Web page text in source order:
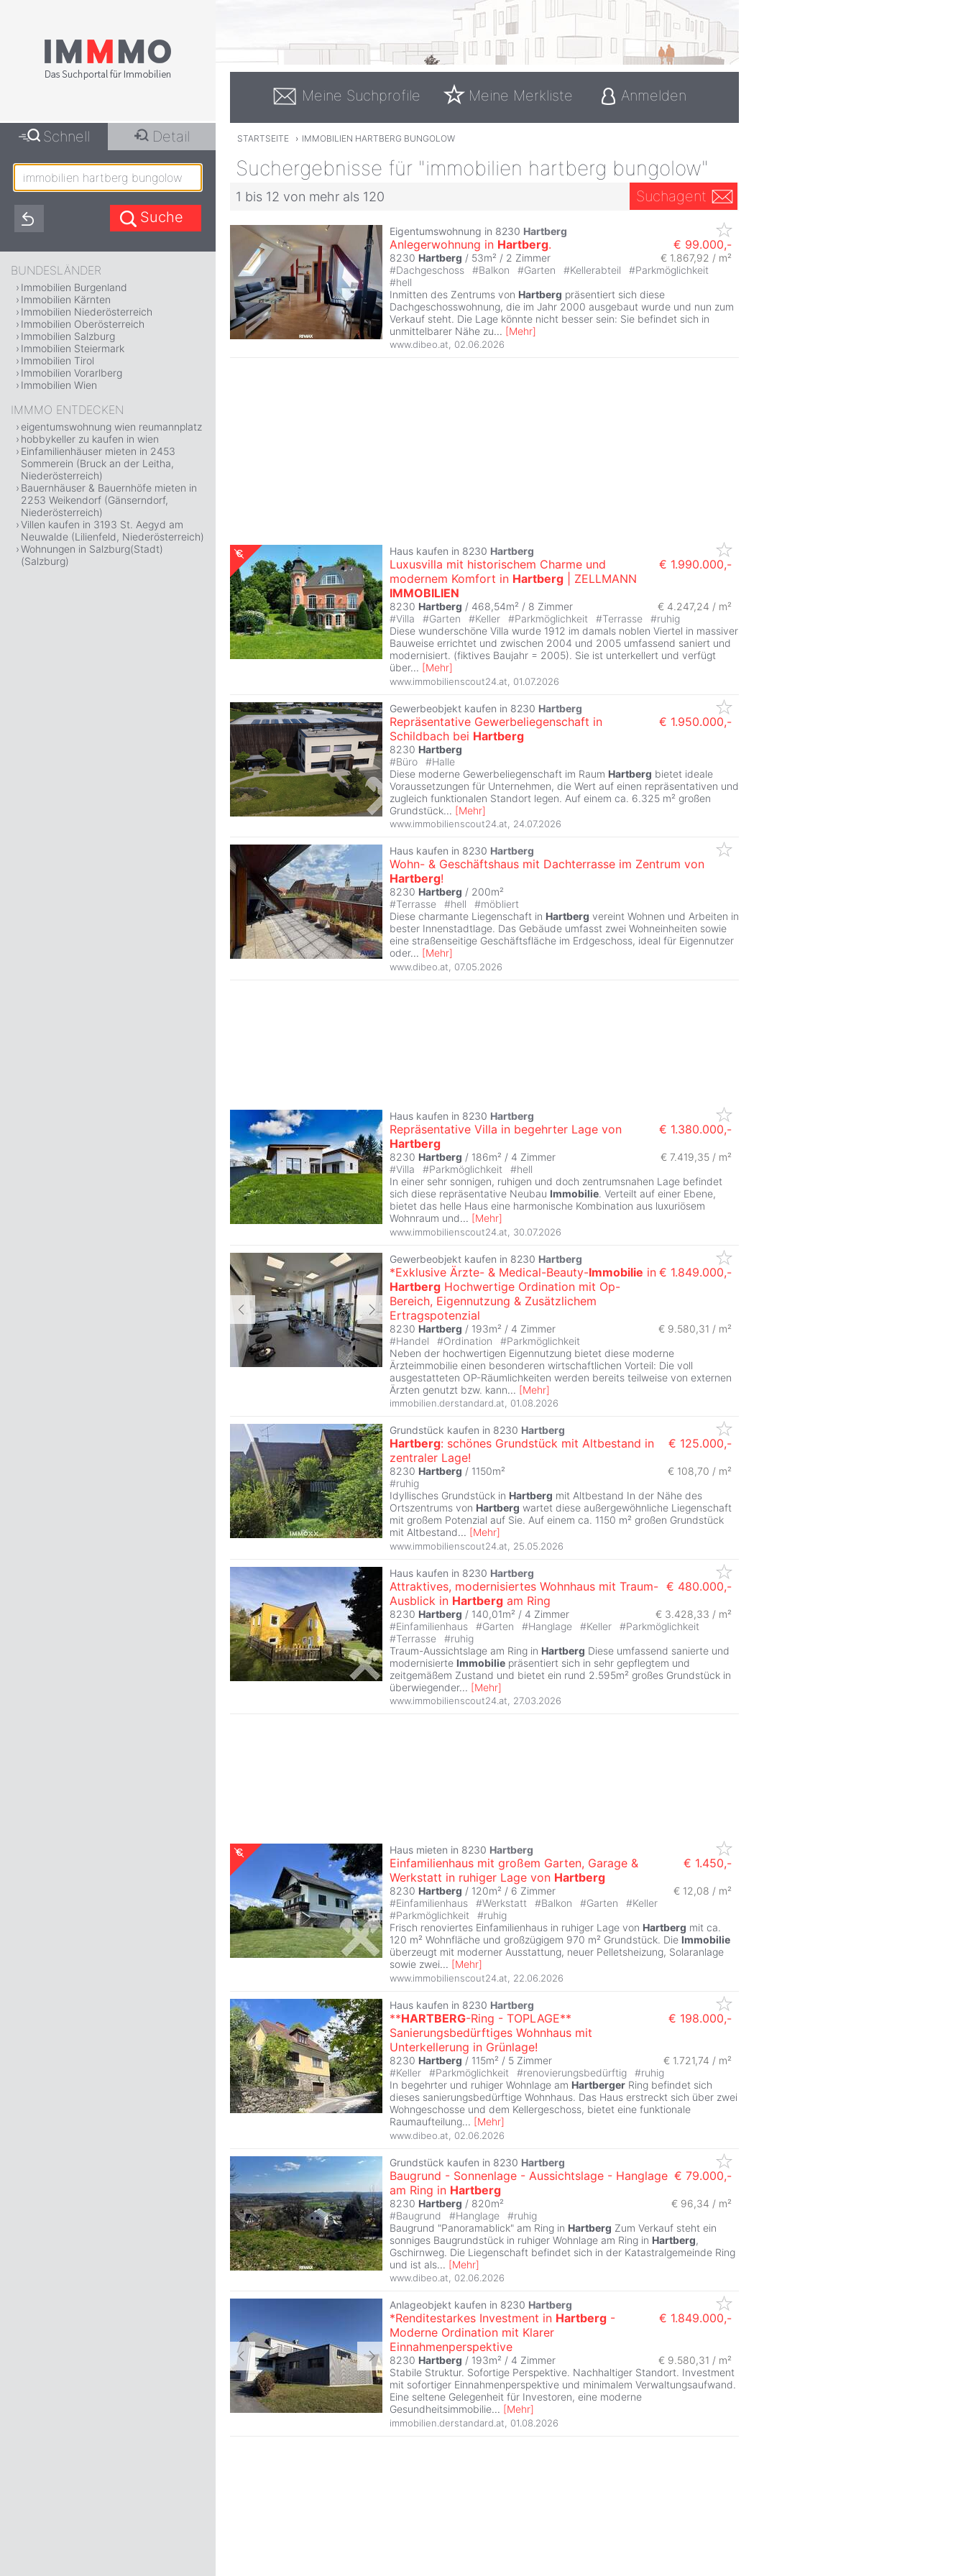
Meine Suchprofile Meine Merkliste Anmelden
STARTSEITE › IMMOBILIEN HARTBERG BUNGOLOW
Suchergebnisse für "immobilien hartberg bungolow"
1 bis 12 von mehr als 120 Suchagent
Eigentumswohnung in 8230 Hartberg
Anlegerwohnung in Hartberg. € 99.000,-
8230 Hartberg / 53m² / 2 Zimmer
€ 1.867,92 / m²
#Dachgeschoss #Balkon #Garten #Kellerabteil #Parkmöglichkeit
#hell
Inmitten des Zentrums von Hartberg präsentiert sich diese
Dachgeschosswohnung, die im Jahr 2000 ausgebaut wurde und nun zum
Verkauf steht. Die Lage könnte nicht besser sein: Sie befindet sich in
unmittelbarer Nähe zu... [Mehr]
www.dibeo.at 02.06.2026
Haus kaufen in 8230 Hartberg
Luxusvilla mit historischem Charme und
modernem Komfort in Hartberg | ZELLMANN
IMMOBILIEN
€ 1.990.000,-
8230 Hartberg / 468,54m² / 8 Zimmer
€ 4.247,24 / m²
#Villa #Garten #Keller #Parkmöglichkeit #Terrasse #ruhig
Diese wunderschöne Villa wurde 1912 im damals noblen Viertel in massiver
Bauweise errichtet und zwischen 2004 und 2005 umfassend saniert und
modernisiert. (fiktives Baujahr = 2005). Sie ist unterkellert und verfügt
über... [Mehr]
www.immobilienscout24.at 01.07.2026
Gewerbeobjekt kaufen in 8230 Hartberg
Repräsentative Gewerbeliegenschaft in
Schildbach bei Hartberg
€ 1.950.000,-
8230 Hartberg
#Büro #Halle
Diese moderne Gewerbeliegenschaft im Raum Hartberg bietet ideale
Voraussetzungen für Unternehmen, die Wert auf einen repräsentativen und
zugleich funktionalen Standort legen. Auf einem ca. 6.325 m² großen
Grundstück... [Mehr]
www.immobilienscout24.at, 24.07.2026
Haus kaufen in 8230 Hartberg
Wohn- & Geschäftshaus mit Dachterrasse im Zentrum von
Hartberg!
8230 Hartberg / 200m²
#Terrasse #hell #möbliert
Diese charmante Liegenschaft in Hartberg vereint Wohnen und Arbeiten in
bester Innenstadtlage. Das Gebäude umfasst zwei Wohneinheiten sowie
eine straßenseitige Geschäftsfläche im Erdgeschoss, ideal für Eigennutzer
oder... [Mehr]
www.dibeo.at 07.05.2026
Haus kaufen in 8230 Hartberg
Repräsentative Villa in begehrter Lage von
Hartberg
€ 1.380.000,-
8230 Hartberg / 186m² / 4 Zimmer
€ 7.419,35 / m²
#Villa #Parkmöglichkeit #hell
In einer sehr sonnigen, ruhigen und doch zentrumsnahen Lage befindet
sich diese repräsentative Neubau Immobilie. Verteilt auf einer Ebene,
bietet das helle Haus eine harmonische Kombination aus luxuriösem
Wohnraum und... [Mehr]
www.immobilienscout24.at 30.07.2026
Gewerbeobjekt kaufen in 8230 Hartberg
*Exklusive Ärzte- & Medical-Beauty-Immobilie in
Hartberg Hochwertige Ordination mit Op-
Bereich, Eigennutzung & Zusätzlichem
Ertragspotenzial
€ 1.849.000,-
8230 Hartberg / 193m² / 4 Zimmer € 9.580,31 / m²
#Handel #Ordination #Parkmöglichkeit
Neben der hochwertigen Eigennutzung bietet diese moderne
Ärzteimmobilie einen besonderen wirtschaftlichen Vorteil: Die voll
ausgestatteten OP-Räumlichkeiten werden bereits teilweise von externen
Ärzten genutzt bzw. kann... [Mehr]
immobilien.derstandard.at 01.08.2026
Grundstück kaufen in 8230 Hartberg
Hartberg: schönes Grundstück mit Altbestand in
zentraler Lage!
€ 125.000,-
8230 Hartberg / 1150m²
€ 108,70 / m²
#ruhig
Idyllisches Grundstück in Hartberg mit Altbestand In der Nähe des
Ortszentrums von Hartberg wartet diese außergewöhnliche Liegenschaft
mit großem Potenzial auf Sie. Auf einem ca. 1150 m² großen Grundstück
mit Altbestand... [Mehr]
www.immobilienscout24.at 25.05.2026
Haus kaufen in 8230 Hartberg
Attraktives, modernisiertes Wohnhaus mit Traum-
Ausblick in Hartberg am Ring
€ 480.000,-
8230 Hartberg / 140,01m² / 4 Zimmer
€ 3.428,33 / m²
#Einfamilienhaus #Garten #Hanglage #Keller #Parkmöglichkeit
#Terrasse #ruhig
Traum-Aussichtslage am Ring in Hartberg Diese umfassend sanierte und
modernisierte Immobilie präsentiert sich in sehr gepflegtem und
zeitgemäßem Zustand und bietet ein rund 2.595m² großes Grundstück in
überwiegender... [Mehr]
www.immobilienscout24.at, 27.03.2026
Haus mieten in 8230 Hartberg
Einfamilienhaus mit großem Garten, Garage &
Werkstatt in ruhiger Lage von Hartberg
€ 1.450,-
8230 Hartberg / 120m² / 6 Zimmer
€ 12,08 / m²
#Einfamilienhaus #Werkstatt #Balkon #Garten #Keller
#Parkmöglichkeit #ruhig
Frisch renoviertes Einfamilienhaus in ruhiger Lage von Hartberg mit ca.
120 m² Wohnfläche und großzügigem 970 m² Grundstück. Die Immobilie
überzeugt mit moderner Ausstattung, neuer Pelletsheizung, Solaranlage
sowie zwei... [Mehr]
www.immobilienscout24.at 22.06.2026
Haus kaufen in 8230 Hartberg
**HARTBERG-Ring - TOPLAGE**
Sanierungsbedürftiges Wohnhaus mit
Unterkellerung in Grünlage!
€ 198.000,-
8230 Hartberg / 115m² / 5 Zimmer
€ 1.721,74 / m²
#Keller #Parkmöglichkeit #renovierungsbedürftig #ruhig
In begehrter und ruhiger Wohnlage am Hartberger Ring befindet sich
dieses sanierungsbedürftige Wohnhaus. Das Haus erstreckt sich über zwei
Wohngeschosse und dem Kellergeschoss, bietet eine funktionale
Raumaufteilung... [Mehr]
www.dibeo.at 02.06.2026
Grundstück kaufen in 8230 Hartberg
Baugrund - Sonnenlage - Aussichtslage - Hanglage
am Ring in Hartberg
€ 79.000,-
8230 Hartberg / 820m²
€ 96,34 / m²
#Baugrund #Hanglage #ruhig
Baugrund "Panoramablick" am Ring in Hartberg Zum Verkauf steht ein
sonniges Baugrundstück in ruhiger Wohnlage am Ring in Hartberg,
Gschirnweg. Die Liegenschaft befindet sich in der Katastralgemeinde Ring
und ist als... [Mehr]
www.dibeo.at 02.06.2026
Anlageobjekt kaufen in 8230 Hartberg
*Renditestarkes Investment in Hartberg -
Moderne Ordination mit Klarer
Einnahmenperspektive
€ 1.849.000,-
8230 Hartberg / 193m² / 4 Zimmer € 9.580,31 / m²
Stabile Struktur. Sofortige Perspektive. Nachhaltiger Standort. Investment
mit sofortiger Einnahmenperspektive und minimalem Verwaltungsaufwand.
Eine seltene Gelegenheit für Investoren, eine moderne
Gesundheitsimmobilie... [Mehr]
immobilien.derstandard.at 01.08.2026
Schnell Detail
BUNDESLÄNDER
Immobilien Burgenland
Immobilien Kärnten
Immobilien Niederösterreich
Immobilien Oberösterreich
Immobilien Salzburg
Immobilien Steiermark
Immobilien Tirol
Immobilien Vorarlberg
Immobilien Wien
IMMMO ENTDECKEN
eigentumswohnung wien reumannplatz
hobbykeller zu kaufen in wien
Einfamilienhäuser mieten in 2453
Sommerein (Bruck an der Leitha,
Niederösterreich)
Bauernhäuser & Bauernhöfe mieten in
2253 Weikendorf (Gänserndorf,
Niederösterreich)
Villen kaufen in 3193 St. Aegyd am
Neuwalde (Lilienfeld, Niederösterreich)
Wohnungen in Salzburg(Stadt)
(Salzburg)